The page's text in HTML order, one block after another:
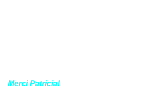
Merci Patricia!